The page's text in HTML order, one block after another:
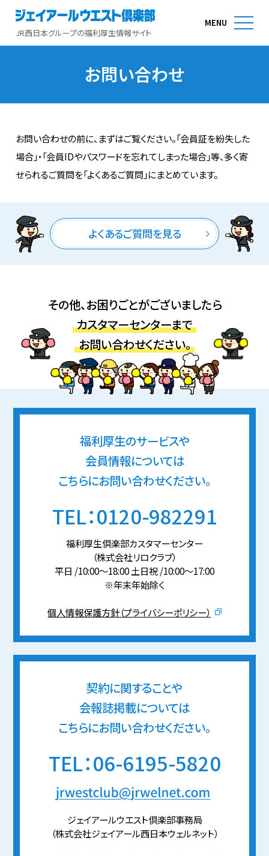
JR西日本グループの福利厚生情報サイト
MENU
お問い合わせ
お問い合わせの前に、まずはご覧ください。「会員証を紛失した
場合」・「会員IDやパスワードを忘れてしまった場合」等、多く寄
せられるご質問を「よくあるご質問」にまとめています。
よくあるご質問を見る
その他、お困りごとがございましたら
カスタマーセンターまで
お問い合わせください。
福利厚生のサービスや
会員情報については
こちらにお問い合わせください。
TEL：0120-982291
福利厚生倶楽部カスタマーセンター
（株式会社リロクラブ）
平日 /10:00〜18:00 土日祝 /10:00〜17:00
※年末年始除く
個人情報保護方針（プライバシーポリシー）
契約に関することや
会報誌掲載については
こちらにお問い合わせください。
TEL：06-6195-5820
ジェイアールウエスト倶楽部事務局
（株式会社ジェイアール西日本ウェルネット）